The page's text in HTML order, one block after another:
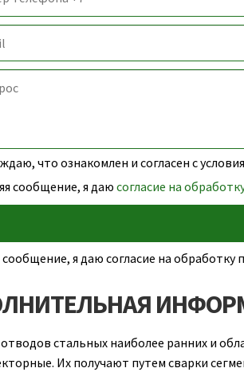
что ознакомлен и согласен с
сообщение, я даю согласие на
я даю согласие на
стальных наиболее ранних и
Их получают путем сварки